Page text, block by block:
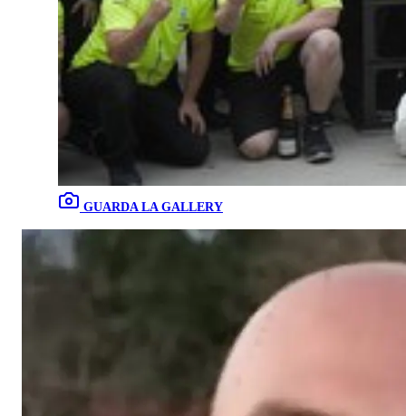
GUARDA LA GALLERY